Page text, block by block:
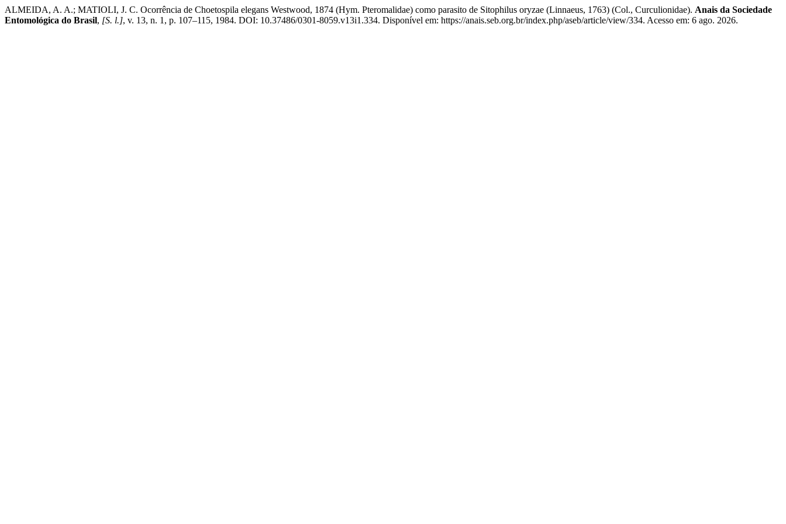
ALMEIDA, A. A.; MATIOLI, J. C. Ocorrência de Choetospila elegans Westwood, 1874 (Hym. Pteromalidae) como parasito de Sitophilus oryzae (Linnaeus, 1763) (Col., Curculionidae). Anais da Sociedade
Entomológica do Brasil, [S. l.], v. 13, n. 1, p. 107–115, 1984. DOI: 10.37486/0301-8059.v13i1.334. Disponível em: https://anais.seb.org.br/index.php/aseb/article/view/334. Acesso em: 6 ago. 2026.